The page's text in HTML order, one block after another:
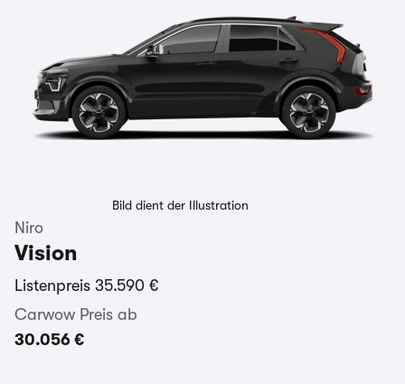
Bild dient der Illustration
Niro
Vision
Listenpreis 35.590 €
Carwow Preis ab
30.056 €